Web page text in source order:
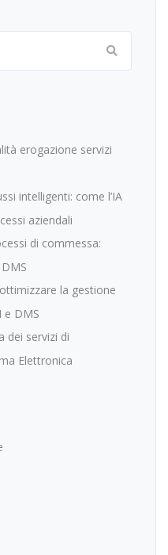
erogazione servizi
intelligenti: come l’IA
aziendali
di commessa:
la gestione
e DMS
dei servizi di
Elettronica